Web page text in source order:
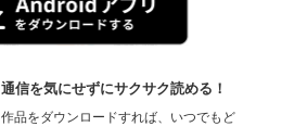
通信を気にせずにサクサク読める！
作品をダウンロードすれば、いつでもど